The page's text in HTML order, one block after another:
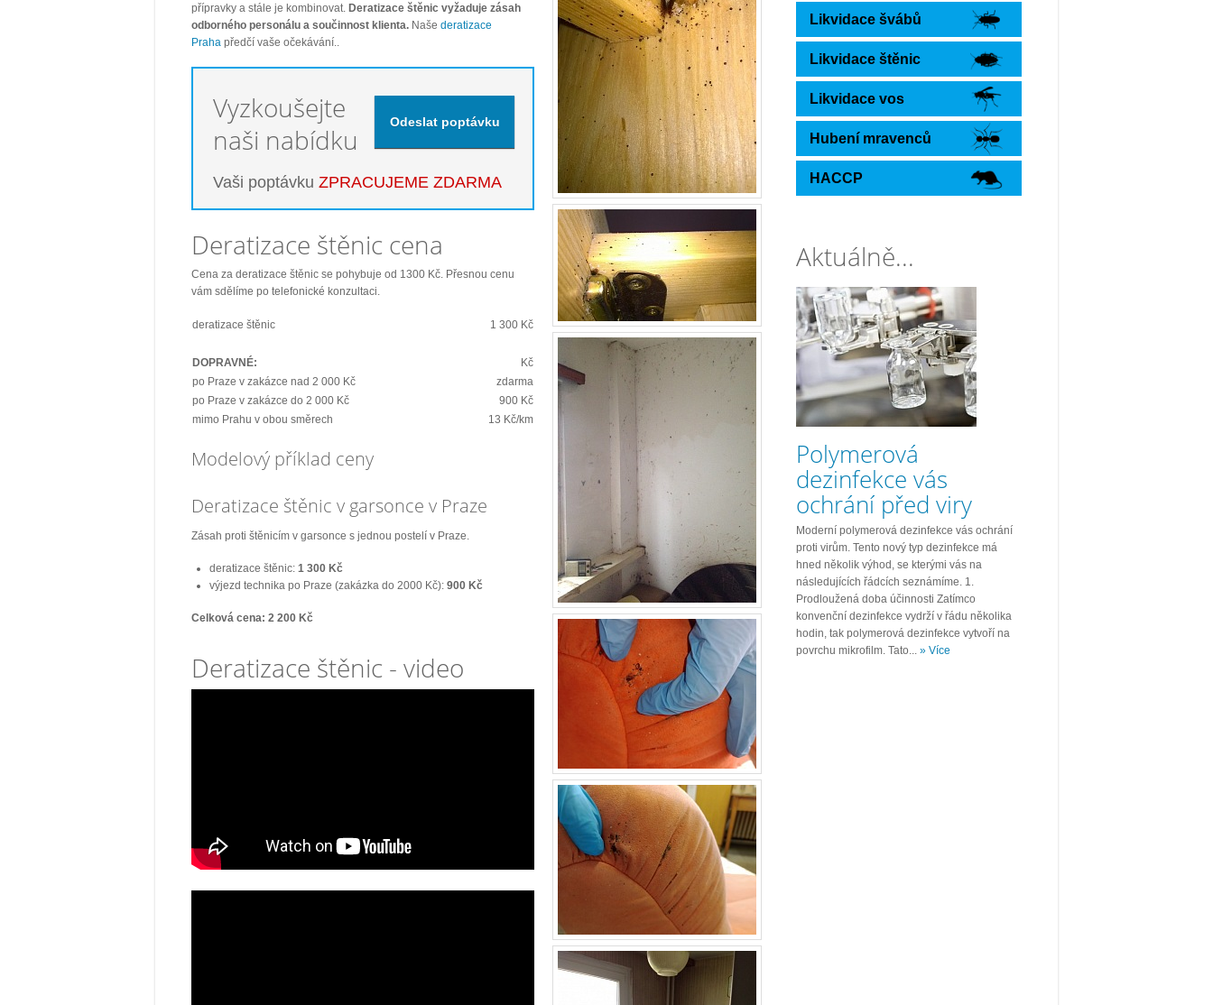
přípravky a stále je kombinovat. Deratizace štěnic vyžaduje zásah
odborného personálu a součinnost klienta. Naše deratizace
Praha předčí vaše očekávání..
Vyzkoušejte
naši nabídku
Vaši poptávku ZPRACUJEME ZDARMA
Deratizace štěnic cena
Cena za deratizace štěnic se pohybuje od 1300 Kč. Přesnou cenu
vám sdělíme po telefonické konzultaci.
deratizace štěnic 1 300 Kč
DOPRAVNÉ:
Kč
po Praze v zakázce nad 2 000 Kč
zdarma
po Praze v zakázce do 2 000 Kč
900 Kč
mimo Prahu v obou směrech
13 Kč/km
Modelový příklad ceny
Deratizace štěnic v garsonce v Praze
Zásah proti štěnicím v garsonce s jednou postelí v Praze.
deratizace štěnic: 1 300 Kč
výjezd technika po Praze (zakázka do 2000 Kč): 900 Kč
Celková cena: 2 200 Kč
Deratizace štěnic - video
Likvidace švábů
Likvidace štěnic
Likvidace vos
Hubení mravenců
HACCP
Aktuálně...
Polymerová
dezinfekce vás
ochrání před viry
Moderní polymerová dezinfekce vás ochrání
proti virům. Tento nový typ dezinfekce má
hned několik výhod, se kterými vás na
následujících řádcích seznámíme. 1.
Prodloužená doba účinnosti Zatímco
konvenční dezinfekce vydrží v řádu několika
hodin, tak polymerová dezinfekce vytvoří na
povrchu mikrofilm. Tato... » Více